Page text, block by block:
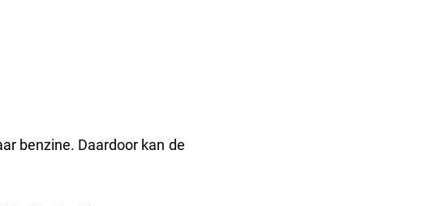
benzine. Daardoor kan de